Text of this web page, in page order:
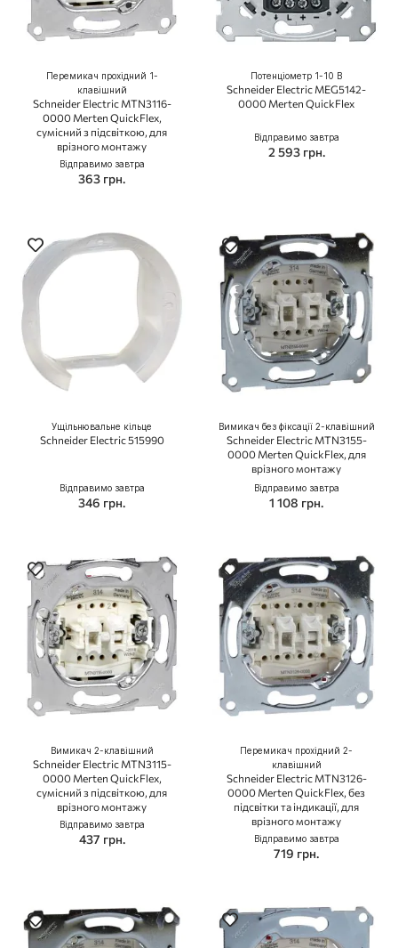
Перемикач прохідний 1-
клавішний
Schneider Electric MTN3116-
0000 Merten QuickFlex,
сумісний з підсвіткою, для
врізного монтажу
Відправимо завтра
363 грн.
Потенціометр 1-10 В
Schneider Electric MEG5142-
0000 Merten QuickFlex
Відправимо завтра
2 593 грн.
Ущільнювальне кільце
Schneider Electric 515990
Відправимо завтра
346 грн.
Вимикач без фіксації 2-клавішний
Schneider Electric MTN3155-
0000 Merten QuickFlex, для
врізного монтажу
Відправимо завтра
1 108 грн.
Вимикач 2-клавішний
Schneider Electric MTN3115-
0000 Merten QuickFlex,
сумісний з підсвіткою, для
врізного монтажу
Відправимо завтра
437 грн.
Перемикач прохідний 2-
клавішний
Schneider Electric MTN3126-
0000 Merten QuickFlex, без
підсвітки та індикації, для
врізного монтажу
Відправимо завтра
719 грн.